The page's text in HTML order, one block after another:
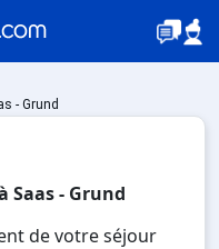
- Grund
Saas - Grund
de votre séjour